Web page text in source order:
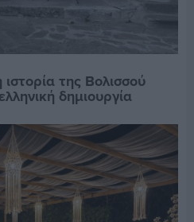
της Βολισσού
δημιουργία